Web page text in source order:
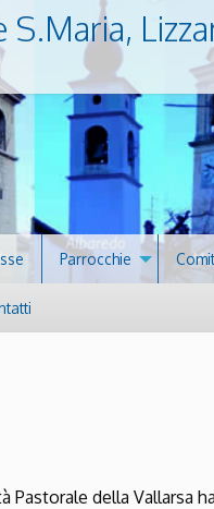
S.Maria,
Parrocchie
Pastorale della Vallarsa